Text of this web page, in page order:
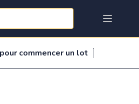
commencer un lot